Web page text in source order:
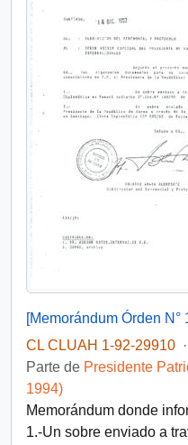
[Memorándum Órden N°
CL CLUAH 1-92-29910 ·
Parte de Presidente
1994)
Memorándum donde
1.-Un sobre enviado a